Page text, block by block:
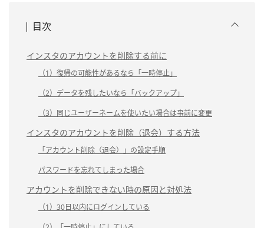
目次
インスタのアカウントを削除する前に
（1）復帰の可能性があるなら「一時停止」
（2）データを残したいなら「バックアップ」
（3）同じユーザーネームを使いたい場合は事前に変更
インスタのアカウントを削除（退会）する方法
「アカウント削除（退会）」の設定手順
パスワードを忘れてしまった場合
アカウントを削除できない時の原因と対処法
（1）30日以内にログインしている